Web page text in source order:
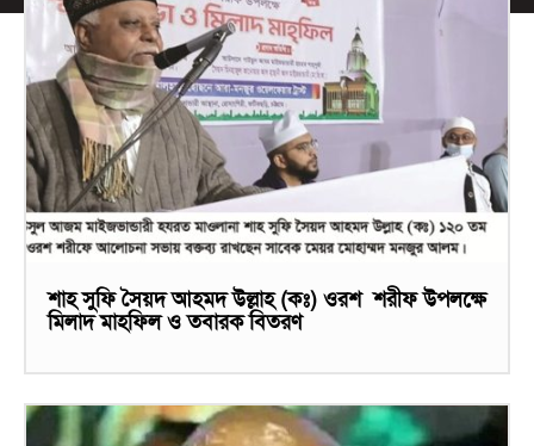
শাহ সুফি সৈয়দ আহমদ উল্লাহ (কঃ) ওরশ শরীফ উপলক্ষে
মিলাদ মাহফিল ও তবারক বিতরণ